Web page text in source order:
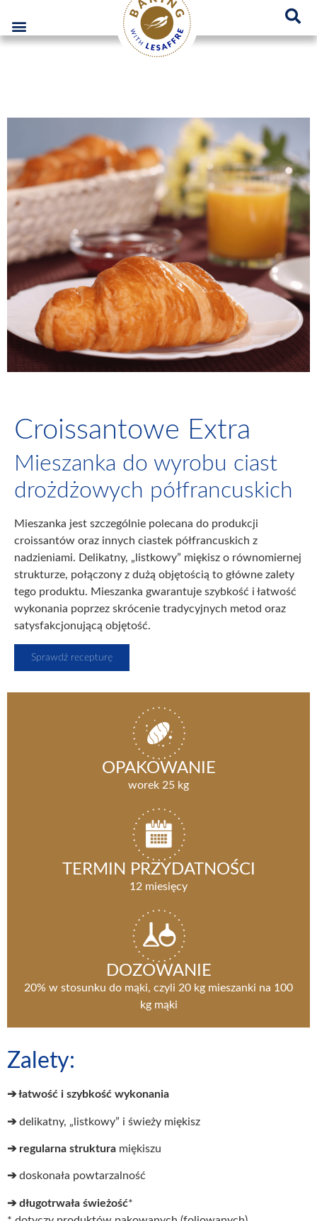
Lesaffre Polska – Miejsce innowacyjnych rozwiązań piekarniczych
GO
Croissantowe Extra
Mieszanka do wyrobu ciast
drożdżowych półfrancuskich
Mieszanka jest szczególnie polecana do produkcji
croissantów oraz innych ciastek półfrancuskich z
nadzieniami. Delikatny, „listkowy” miękisz o równomiernej
strukturze, połączony z dużą objętością to główne zalety
tego produktu. Mieszanka gwarantuje szybkość i łatwość
wykonania poprzez skrócenie tradycyjnych metod oraz
satysfakcjonującą objętość.
Sprawdź recepturę
OPAKOWANIE
worek 25 kg
TERMIN PRZYDATNOŚCI
12 miesięcy
DOZOWANIE
20% w stosunku do mąki, czyli 20 kg mieszanki na 100
kg mąki
Zalety:
➔ łatwość i szybkość wykonania
➔delikatny, „listkowy” i świeży miękisz
➔ regularna struktura miękiszu
➔doskonała powtarzalność
➔ długotrwała świeżość*